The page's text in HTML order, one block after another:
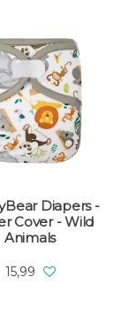
Diapers -
Cover - Wild
Animals
15,99